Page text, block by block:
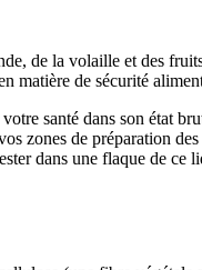
de la volaille et des
matière de sécurité
santé dans son état
zones de préparation
dans une flaque de